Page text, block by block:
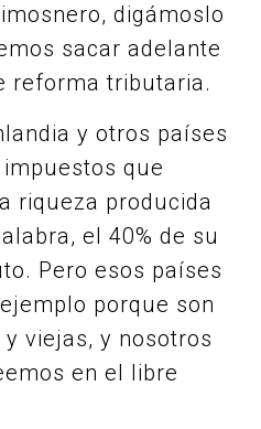
digámoslo
sacar adelante
reforma tributaria.
y otros países
que
riqueza producida
el 40% de su
Pero esos países
porque son
viejas, y nosotros
en el libre